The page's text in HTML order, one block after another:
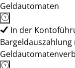
Geldautomaten
In der